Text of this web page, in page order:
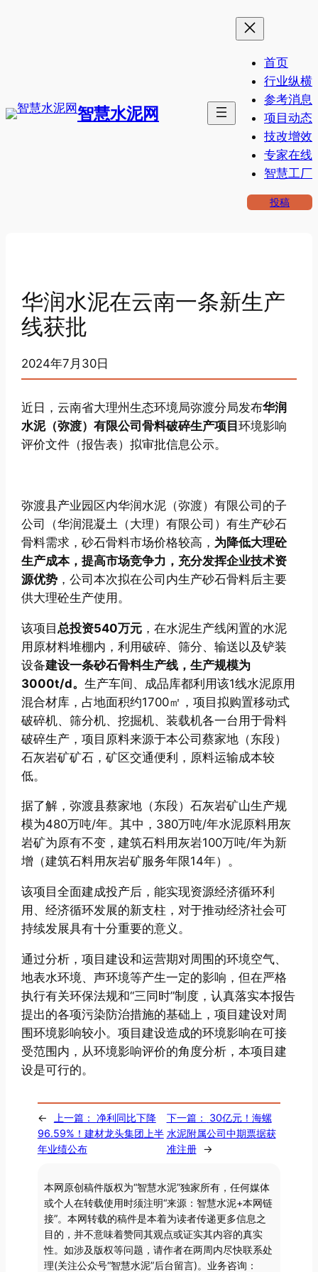
智慧水泥网
首页
行业纵横
参考消息
项目动态
技改增效
专家在线
智慧工厂
投稿
华润水泥在云南一条新生产
线获批
2024年7月30日
近日，云南省大理州生态环境局弥渡分局发布华润
水泥（弥渡）有限公司骨料破碎生产项目环境影响
评价文件（报告表）拟审批信息公示。
弥渡县产业园区内华润水泥（弥渡）有限公司的子
公司（华润混凝土（大理）有限公司）有生产砂石
骨料需求，砂石骨料市场价格较高， 为降低大理砼
生产成本，提高市场竞争力，充分发挥企业技术资
源优势 ，公司本次拟在公司内生产砂石骨料后主要
供大理砼生产使用。
该项目 总投资540万元 ，在水泥生产线闲置的水泥
用原材料堆棚内，利用破碎、筛分、输送以及铲装
设备建设一条砂石骨料生产线，生产规模为
3000t/d。生产车间、成品库都利用该1线水泥原用
混合材库，占地面积约1700㎡，项目拟购置移动式
破碎机、筛分机、挖掘机、装载机各一台用于骨料
破碎生产，项目原料来源于本公司蔡家地（东段）
石灰岩矿矿石，矿区交通便利，原料运输成本较
低。
据了解，弥渡县蔡家地（东段）石灰岩矿山生产规
模为480万吨/年。其中，380万吨/年水泥原料用灰
岩矿为原有不变，建筑石料用灰岩100万吨/年为新
增（建筑石料用灰岩矿服务年限14年）。
该项目全面建成投产后，能实现资源经济循环利
用、经济循环发展的新支柱，对于推动经济社会可
持续发展具有十分重要的意义。
通过分析，项目建设和运营期对周围的环境空气、
地表水环境、声环境等产生一定的影响，但在严格
执行有关环保法规和“三同时”制度，认真落实本报告
提出的各项污染防治措施的基础上，项目建设对周
围环境影响较小。项目建设造成的环境影响在可接
受范围内，从环境影响评价的角度分析，本项目建
设是可行的。
← 上一篇： 净利同比下降
96.59%！建材龙头集团上半
年业绩公布
下一篇：
30亿元！海螺
水泥附属公司中期票据获
准注册
→
本网原创稿件版权为“智慧水泥”独家所有，任何媒体
或个人在转载使用时须注明“来源：智慧水泥+本网链
接”。本网转载的稿件是本着为读者传递更多信息之
目的，并不意味着赞同其观点或证实其内容的真实
性。如涉及版权等问题，请作者在两周内尽快联系处
理(关注公众号“智慧水泥”后台留言)。业务咨询：